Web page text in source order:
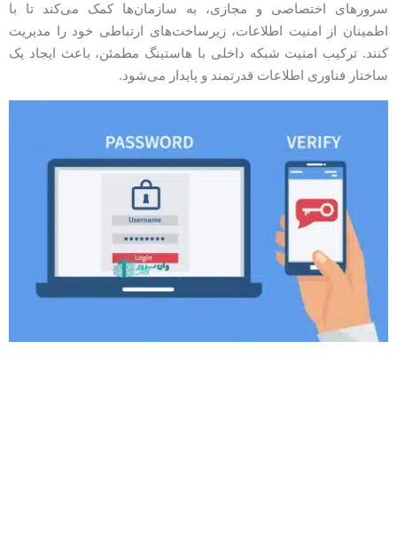
اختصاصی و مجازی، به سازمان‌ها کمک می‌کند تا با
از امنیت اطلاعات، زیرساخت‌های ارتباطی خود را مدیریت
ترکیب امنیت شبکه داخلی با هاستینگ مطمئن، باعث ایجاد یک
فناوری اطلاعات قدرتمند و پایدار می‌شود.